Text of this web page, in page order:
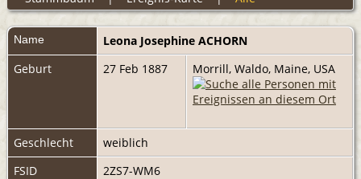
Name Leona Josephine ACHORN
Geburt
27 Feb 1887 Morrill, Waldo, Maine, USA
Geschlecht
weiblich
FSID
2ZS7-WM6